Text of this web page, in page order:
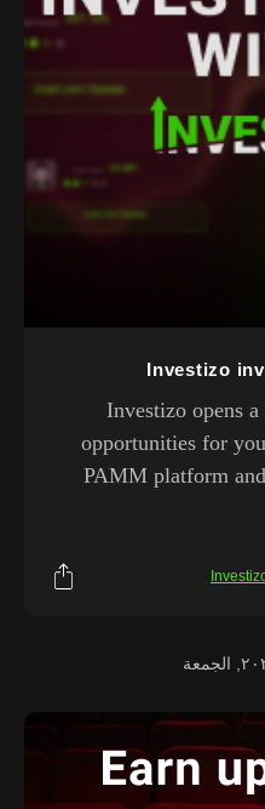
Investizo
Investizo opens
opportunities for
PAMM platform